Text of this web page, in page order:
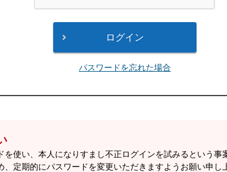
パスワードを忘れた場合
使い、本人になりすまし不正ログインを試みるという事
定期的にパスワードを変更いただきますようお願い申し